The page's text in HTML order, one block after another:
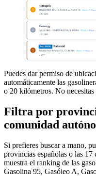
Puedes dar permiso de
automáticamente las
o 20 kilómetros. No
Filtra por
comunidad
Si prefieres buscar a mano,
provincias españolas o las 17
muestra el ranking de las
Gasolina 95, Gasóleo A,